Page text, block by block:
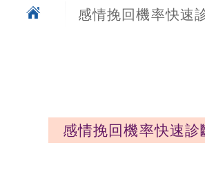
感情挽回機率快速
感情挽回機率快速診